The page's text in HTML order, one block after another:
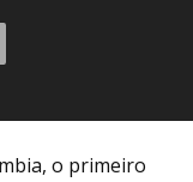
o primeiro